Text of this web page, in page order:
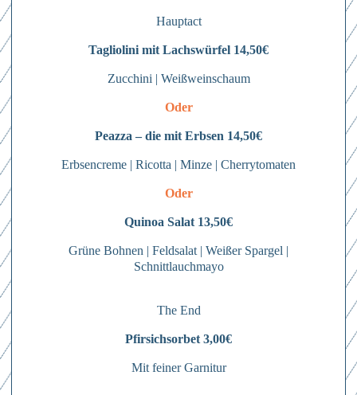
Hauptact
Tagliolini mit Lachswürfel 14,50€
Zucchini | Weißweinschaum
Oder
Peazza – die mit Erbsen 14,50€
Erbsencreme | Ricotta | Minze | Cherrytomaten
Oder
Quinoa Salat 13,50€
Grüne Bohnen | Feldsalat | Weißer Spargel |
Schnittlauchmayo
The End
Pfirsichsorbet 3,00€
Mit feiner Garnitur